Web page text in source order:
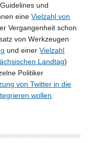
und
eineVielzahl von
Vergangenheit schon
von Werkzeugen
und einerVielzahl
Landtag)
Politiker
von Twitter in die
wollen